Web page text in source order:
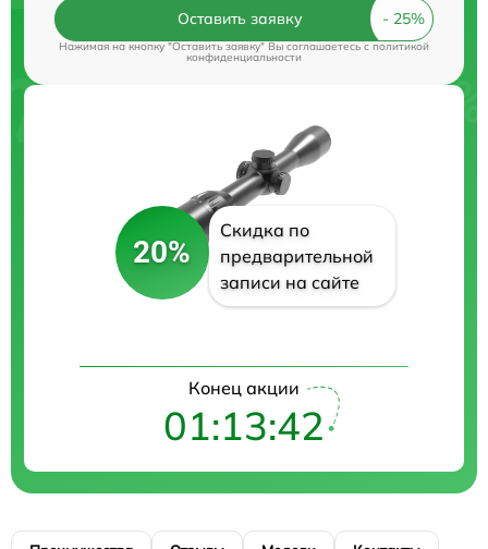
Оставить заявку
Нажимая на кнопку "Оставить заявку" Вы соглашаетесь cполитикой
конфиденциальности
20%
Скидка по
предварительной
записи на сайте
Конец акции
01:13:42